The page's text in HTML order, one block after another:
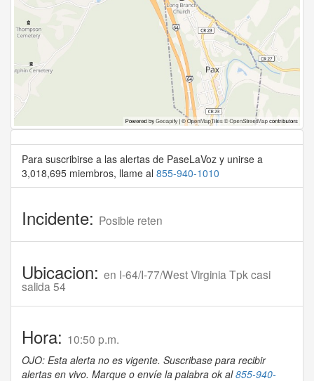
Para suscribirse a las alertas de PaseLaVoz y unirse a
3,018,695 miembros, llame al 855-940-1010
Incidente: Posible reten
Ubicacion: en I-64/I-77/West Virginia Tpk casi
salida 54
Hora: 10:50 p.m.
OJO: Esta alerta no es vigente. Suscribase para recibir
alertas en vivo. Marque o envíe la palabra ok al855-940-